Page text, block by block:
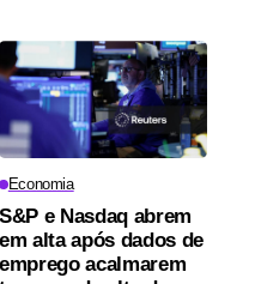
Economia
S&P e Nasdaq abrem
em alta após dados de
emprego acalmarem